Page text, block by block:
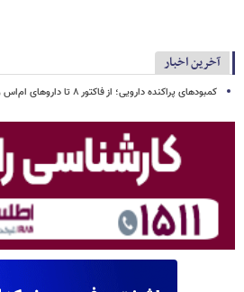
آخرین اخبار
کمبودهای پراکنده دارویی؛ از فاکتور ۸ تا داروهای ام‌اس و دیابت/ چندماه ذخیره دارویی داریم؟